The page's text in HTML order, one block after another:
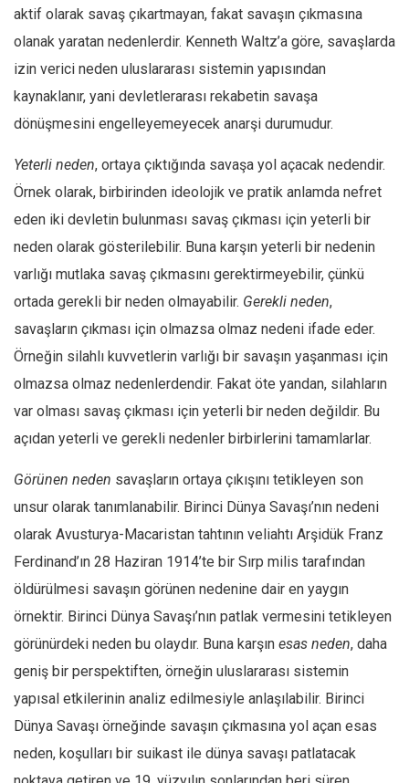
aktif olarak savaş çıkartmayan, fakat savaşın çıkmasına
olanak yaratan nedenlerdir. Kenneth Waltz’a göre, savaşlarda
izin verici neden uluslararası sistemin yapısından
kaynaklanır, yani devletlerarası rekabetin savaşa
dönüşmesini engelleyemeyecek anarşi durumudur.
Yeterli neden, ortaya çıktığında savaşa yol açacak nedendir.
Örnek olarak, birbirinden ideolojik ve pratik anlamda nefret
eden iki devletin bulunması savaş çıkması için yeterli bir
neden olarak gösterilebilir. Buna karşın yeterli bir nedenin
varlığı mutlaka savaş çıkmasını gerektirmeyebilir, çünkü
ortada gerekli bir neden olmayabilir. Gerekli neden,
savaşların çıkması için olmazsa olmaz nedeni ifade eder.
Örneğin silahlı kuvvetlerin varlığı bir savaşın yaşanması için
olmazsa olmaz nedenlerdendir. Fakat öte yandan, silahların
var olması savaş çıkması için yeterli bir neden değildir. Bu
açıdan yeterli ve gerekli nedenler birbirlerini tamamlarlar.
Görünen neden savaşların ortaya çıkışını tetikleyen son
unsur olarak tanımlanabilir. Birinci Dünya Savaşı’nın nedeni
olarak Avusturya-Macaristan tahtının veliahtı Arşidük Franz
Ferdinand’ın 28 Haziran 1914’te bir Sırp milis tarafından
öldürülmesi savaşın görünen nedenine dair en yaygın
örnektir. Birinci Dünya Savaşı’nın patlak vermesini tetikleyen
görünürdeki neden bu olaydır. Buna karşın esas neden, daha
geniş bir perspektiften, örneğin uluslararası sistemin
yapısal etkilerinin analiz edilmesiyle anlaşılabilir. Birinci
Dünya Savaşı örneğinde savaşın çıkmasına yol açan esas
neden, koşulları bir suikast ile dünya savaşı patlatacak